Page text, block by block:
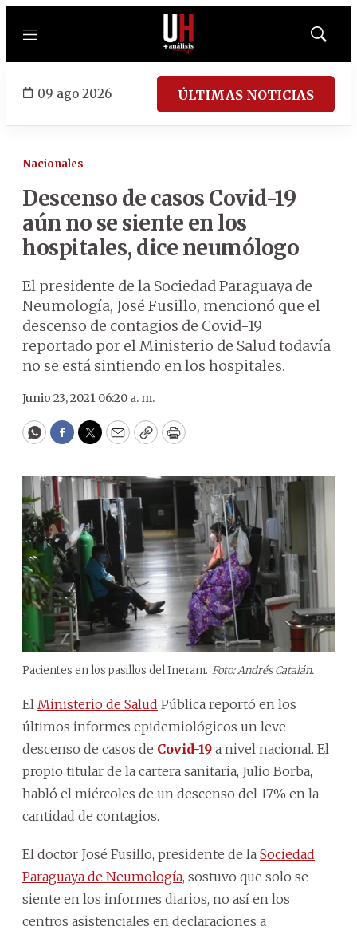
Menú
Mostrar
09 ago 2026 ÚLTIMAS NOTICIAS
Nacionales
Descenso de casos Covid-19
aún no se siente en los
hospitales, dice neumólogo
El presidente de la Sociedad Paraguaya de
Neumología, José Fusillo, mencionó que el
descenso de contagios de Covid-19
reportado por el Ministerio de Salud todavía
no se está sintiendo en los hospitales.
Junio 23, 2021 06:20 a. m.
WhatsApp
Facebook
Twitter
EmailCopyPrint
Pacientes en los pasillos del Ineram. Foto: Andrés Catalán.
El Ministerio de Salud Pública reportó en los
últimos informes epidemiológicos un leve
descenso de casos de Covid-19 a nivel nacional. El
propio titular de la cartera sanitaria, Julio Borba,
habló el miércoles de un descenso del 17% en la
cantidad de contagios.
El doctor José Fusillo, presidente de la Sociedad
Paraguaya de Neumología, sostuvo que solo se
siente en los informes diarios, no así en los
centros asistenciales en declaraciones a